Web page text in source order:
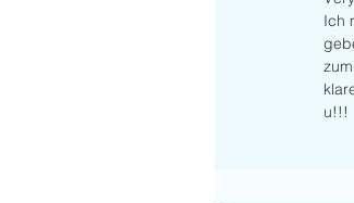
Ich
u!!!